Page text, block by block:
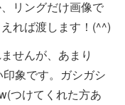
リングだけ画像で
れば渡します！(^^)
せんが、あまり
象です。ガシガシ
つけてくれた方あ